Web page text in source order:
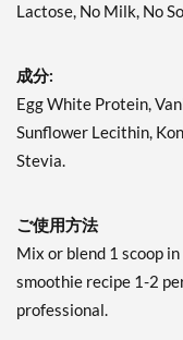
Lactose, No Milk, No
成分:
Egg White Protein,
Sunflower Lecithin,
Stevia.
ご使用方法
Mix or blend 1 scoop
smoothie recipe 1-2
professional.